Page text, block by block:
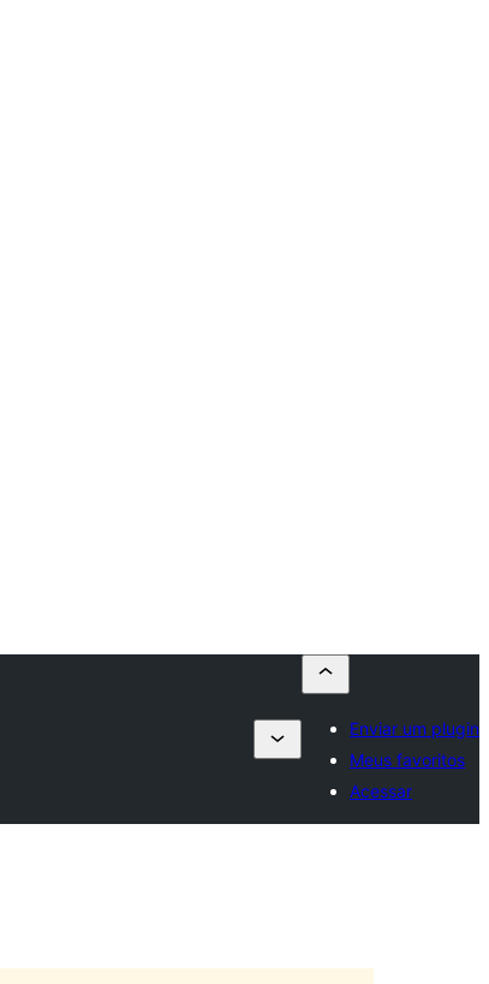
Enviar um plugin
Meus favoritos
Acessar